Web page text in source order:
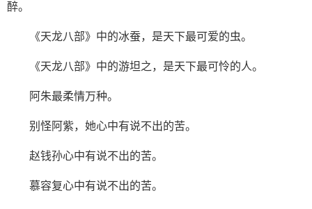
醉。
《天龙八部》中的冰蚕，是天下最可爱的虫。
《天龙八部》中的游坦之，是天下最可怜的人。
阿朱最柔情万种。
别怪阿紫，她心中有说不出的苦。
赵钱孙心中有说不出的苦。
慕容复心中有说不出的苦。